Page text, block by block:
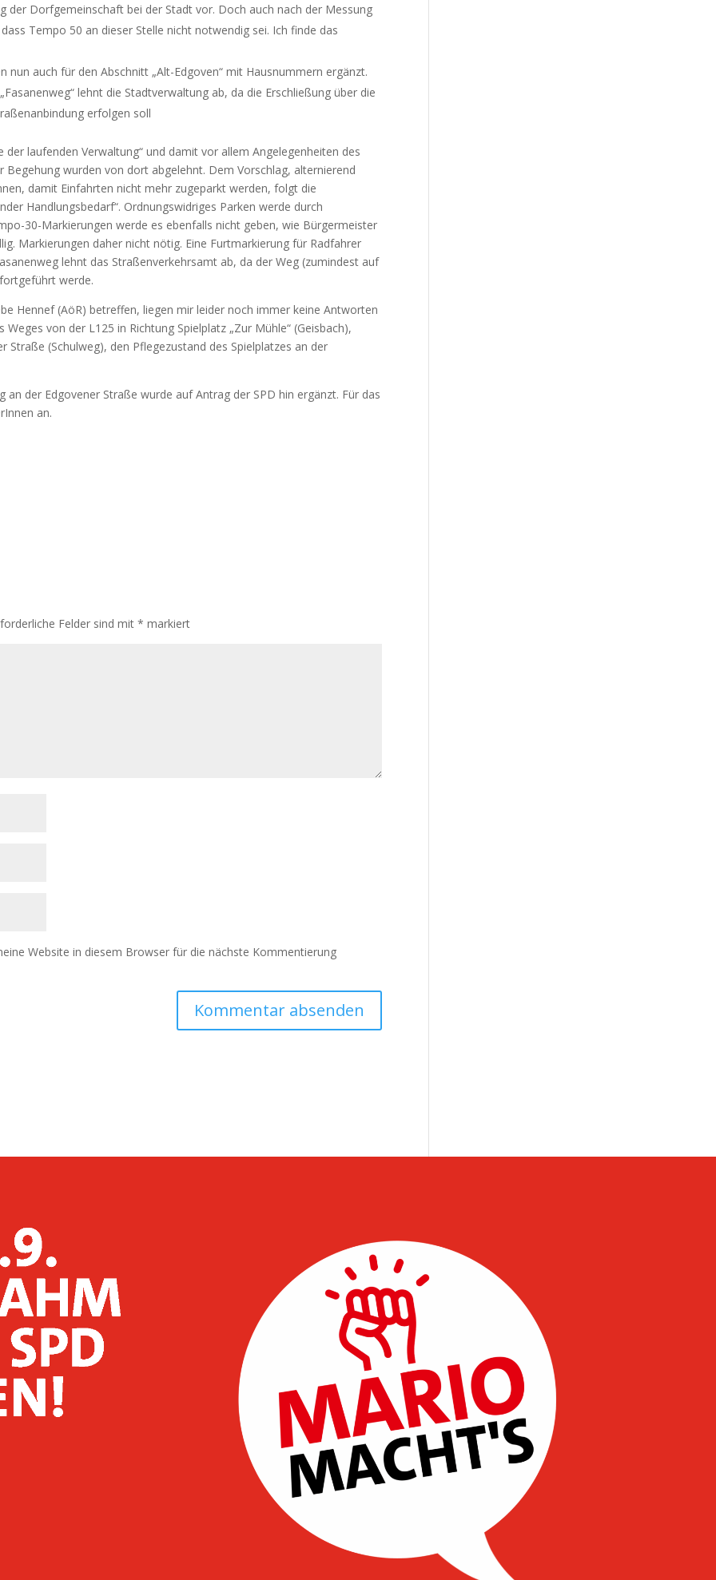
der Dorfgemeinschaft bei der Stadt vor. Doch auch nach der Messung
Tempo 50 an dieser Stelle nicht notwendig sei. Ich finde das
nun auch für den Abschnitt „Alt-Edgoven“ mit Hausnummern ergänzt.
lehnt die Stadtverwaltung ab, da die Erschließung über die
erfolgen soll
laufenden Verwaltung“ und damit vor allem Angelegenheiten des
Begehung wurden von dort abgelehnt. Dem Vorschlag, alternierend
damit Einfahrten nicht mehr zugeparkt werden, folgt die
Handlungsbedarf“. Ordnungswidriges Parken werde durch
30-Markierungen werde es ebenfalls nicht geben, wie Bürgermeister
Markierungen daher nicht nötig. Eine Furtmarkierung für Radfahrer
lehnt das Straßenverkehrsamt ab, da der Weg (zumindest auf
werde.
Hennef (AöR) betreffen, liegen mir leider noch immer keine Antworten
von der L125 in Richtung Spielplatz „Zur Mühle“ (Geisbach),
Straße (Schulweg), den Pflegezustand des Spielplatzes an der
an der Edgovener Straße wurde auf Antrag der SPD hin ergänzt. Für das
an.
Felder sind mit* markiert
Website in diesem Browser für die nächste Kommentierung